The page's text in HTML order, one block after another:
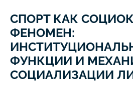
СПОРТ КАК
ФЕНОМЕН:
ФУНКЦИИ И
СОЦИАЛИЗАЦИИ